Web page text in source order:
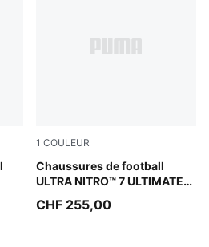
1 COULEUR
Chaussures de football
ULTRA NITRO™ 7 ULTIMATE
PUMA White-Ultra Orange-
CHF 255,00